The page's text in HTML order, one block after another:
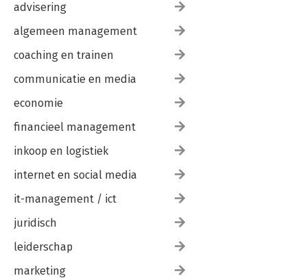
advisering
algemeen management
coaching en trainen
communicatie en media
economie
financieel management
inkoop en logistiek
internet en social media
it-management / ict
juridisch
leiderschap
marketing